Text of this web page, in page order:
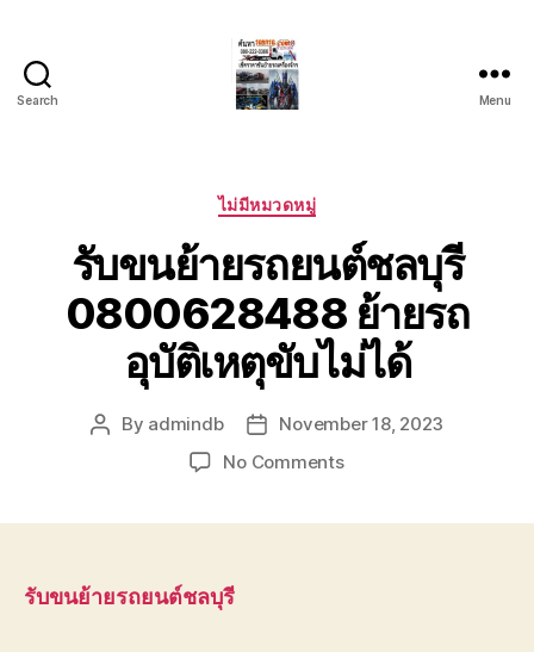
Search
ลาก
รถ
สไลด์
ชลบุรี
24
ชั่วโมง
ติดต่อ
0802220366
Menu
Categories
ไม่มีหมวดหมู่
รับขนย้ายรถยนต์ชลบุรี
0800628488 ย้ายรถ
อุบัติเหตุขับไม่ได้
Post
By admindb
Post
date
November 18, 2023
No Commentson
รับขนย้ายรถยนต์ชลบุรี